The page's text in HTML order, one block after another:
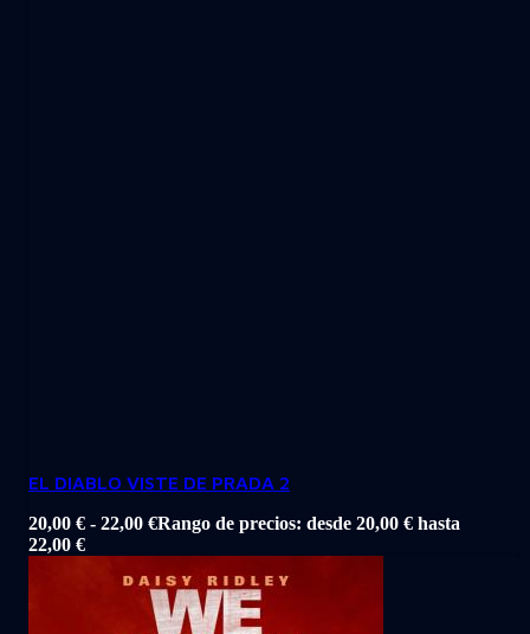
EL DIABLO VISTE DE PRADA 2
20,00 € - 22,00 €Rango de precios: desde 20,00 € hasta
22,00 €